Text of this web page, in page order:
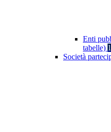
Enti
tabelle) 1
Società